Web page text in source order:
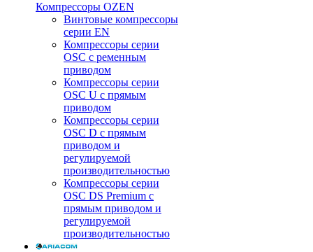
Компрессоры OZEN
Винтовые компрессоры
серии EN
Компрессоры серии
OSC с ременным
приводом
Компрессоры серии
OSC U с прямым
приводом
Компрессоры серии
OSC D с прямым
приводом и
регулируемой
производительностью
Компрессоры серии
OSC DS Premium с
прямым приводом и
регулируемой
производительностью